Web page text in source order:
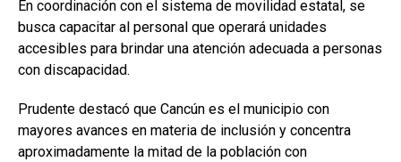
En coordinación con el sistema de movilidad estatal, se
busca capacitar al personal que operará unidades
accesibles para brindar una atención adecuada a personas
con discapacidad.
Prudente destacó que Cancún es el municipio con
mayores avances en materia de inclusión y concentra
aproximadamente la mitad de la población con